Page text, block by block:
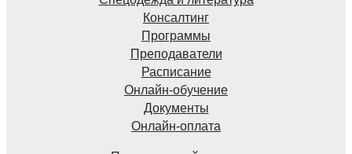
Консалтинг
Программы
Преподаватели
Расписание
Онлайн-обучение
Документы
Онлайн-оплата